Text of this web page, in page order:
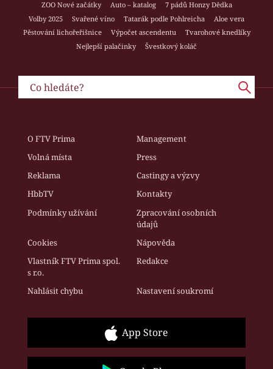
ZOO Nové začátky
Auto – katalog
7 pádů Honzy Dědka
Volby 2025
Svařené víno Tatarák podle Pohlreicha
Aloe vera
Pěstování lichořeřišnice
Výpočet ascendentu
Tvarohové knedlíky
Nejlepší palačinky
Švestkový koláč
O FTV Prima
Management
Volná místa
Press
Reklama
Castingy a výzvy
HbbTV
Kontakty
Podmínky užívání
Zpracování osobních
údajů
Cookies
Nápověda
Vlastník FTV Prima spol.
s r.o.
Redakce
Nahlásit chybu Nastavení soukromí
App Store